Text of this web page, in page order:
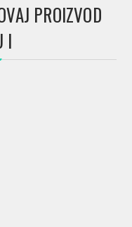
PROIZVOD
I